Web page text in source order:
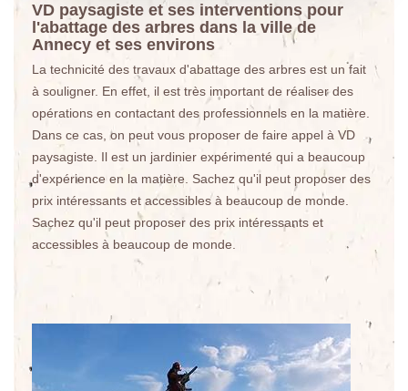
VD paysagiste et ses interventions pour
l'abattage des arbres dans la ville de
Annecy et ses environs
La technicité des travaux d'abattage des arbres est un fait
à souligner. En effet, il est très important de réaliser des
opérations en contactant des professionnels en la matière.
Dans ce cas, on peut vous proposer de faire appel à VD
paysagiste. Il est un jardinier expérimenté qui a beaucoup
d'expérience en la matière. Sachez qu'il peut proposer des
prix intéressants et accessibles à beaucoup de monde.
Sachez qu'il peut proposer des prix intéressants et
accessibles à beaucoup de monde.